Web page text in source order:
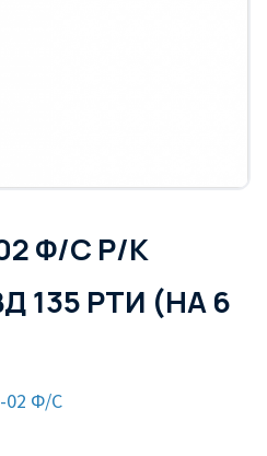
Ф/С Р/К
135 РТИ (НА 6
02 Ф/С